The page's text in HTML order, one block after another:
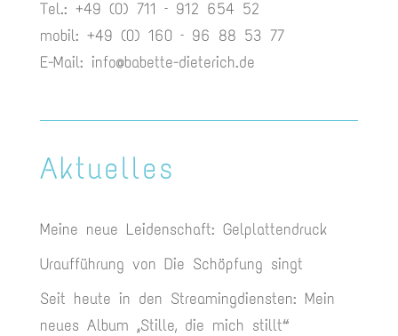
Tel.: +49 (0) 711 – 912 654 52
mobil: +49 (0) 160 – 96 88 53 77
E-Mail: info@babette-dieterich.de
Aktuelles
Meine neue Leidenschaft: Gelplattendruck
Uraufführung von Die Schöpfung singt
Seit heute in den Streamingdiensten: Mein
neues Album „Stille, die mich stillt“